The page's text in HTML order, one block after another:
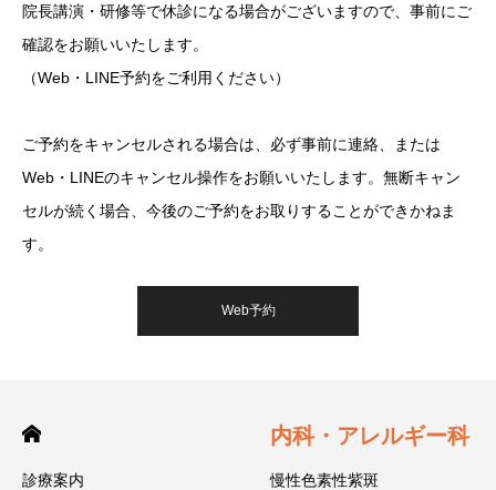
院長講演・研修等で休診になる場合がございますので、事前にご
確認をお願いいたします。
（Web・LINE予約をご利用ください）
ご予約をキャンセルされる場合は、必ず事前に連絡、または
Web・LINEのキャンセル操作をお願いいたします。無断キャン
セルが続く場合、今後のご予約をお取りすることができかねま
す。
Web予約
診療案内
内科・アレルギー科
慢性色素性紫斑